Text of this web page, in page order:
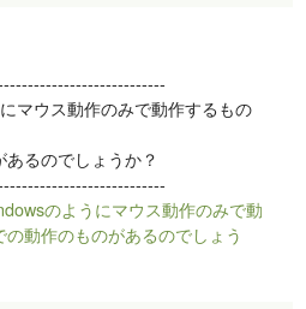
マウス動作のみで動作するもの
るのでしょうか？
のようにマウス動作のみで動
動作のものがあるのでしょう